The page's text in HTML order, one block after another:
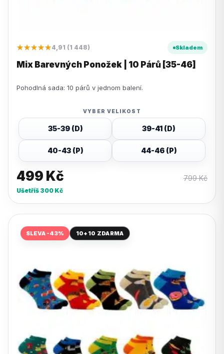
★★★★★4,91 (1 448) Skladem
Mix Barevných Ponožek | 10 Párů [35-46]
Pohodlná sada: 10 párů v jednom balení.
VYBER VELIKOST
35-39 (D) 39-41 (D)
40-43 (P) 44-46 (P)
499 Kč 799Kč
Ušetříš 300 Kč
SLEVA -43% 10+10 ZDARMA